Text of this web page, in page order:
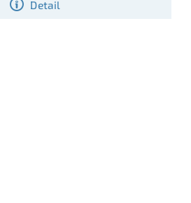
Detail